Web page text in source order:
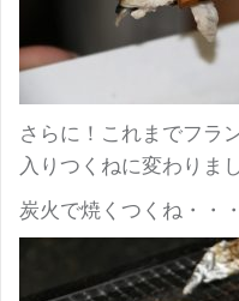
さらに！これまでフラ
入りつくねに変わりま
炭火で焼くつくね・・